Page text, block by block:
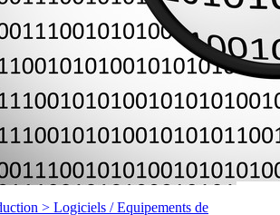
> Logiciels /Equipements de